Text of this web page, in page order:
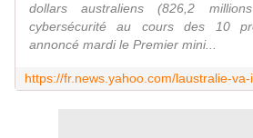
dollars australiens (826,2
cybersécurité au cours des 10
annoncé mardi le Premier mini...